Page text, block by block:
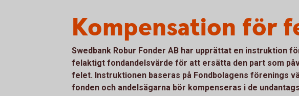
Kompensation för
Swedbank Robur Fonder AB har upprättat en instruktion
felaktigt fondandelsvärde för att ersätta den part som
felet. Instruktionen baseras på Fondbolagens förenings
fonden och andelsägarna bör kompenseras i de